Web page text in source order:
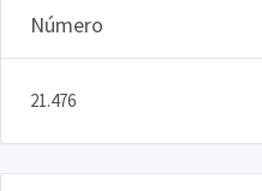
Número
21.476